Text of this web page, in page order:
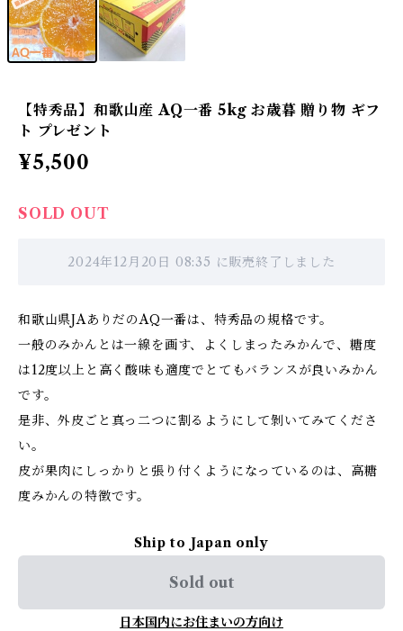
【特秀品】和歌山産 AQ一番 5kg お歳暮 贈り物 ギフ
ト プレゼント
¥5,500
SOLD OUT
2024年12月20日 08:35 に販売終了しました
和歌山県JAありだのAQ一番は、特秀品の規格です。
一般のみかんとは一線を画す、よくしまったみかんで、糖度
は12度以上と高く酸味も適度でとてもバランスが良いみかん
です。
是非、外皮ごと真っ二つに割るようにして剝いてみてくださ
い。
皮が果肉にしっかりと張り付くようになっているのは、高糖
度みかんの特徴です。
Ship to Japan only
Sold out
日本国内にお住まいの方向け